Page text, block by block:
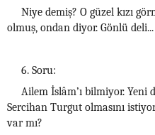
Niye demiş? O güzel kızı
olmuş, ondan diyor. Gönlü
6. Soru:
Ailem İslâm’ı bilmiyor.
Sercihan Turgut olmasını
var mı?